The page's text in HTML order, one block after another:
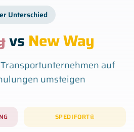
Unterschied
vs New Way
auf
umsteigen
SPEDIFORT®